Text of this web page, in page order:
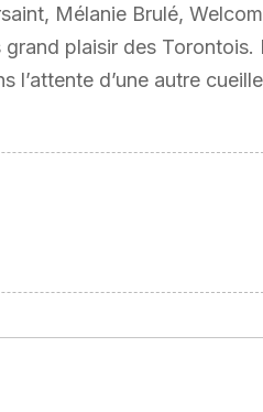
Mélanie Brulé,
plaisir des
l’attente d’une autre